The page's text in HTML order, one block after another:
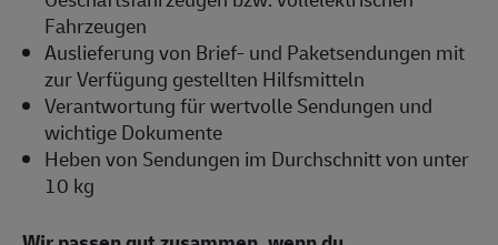
Fahrzeugen
Auslieferung von Brief- und Paketsendungen mit
zur Verfügung gestellten Hilfsmitteln
Verantwortung für wertvolle Sendungen und
wichtige Dokumente
Heben von Sendungen im Durchschnitt von unter
10 kg